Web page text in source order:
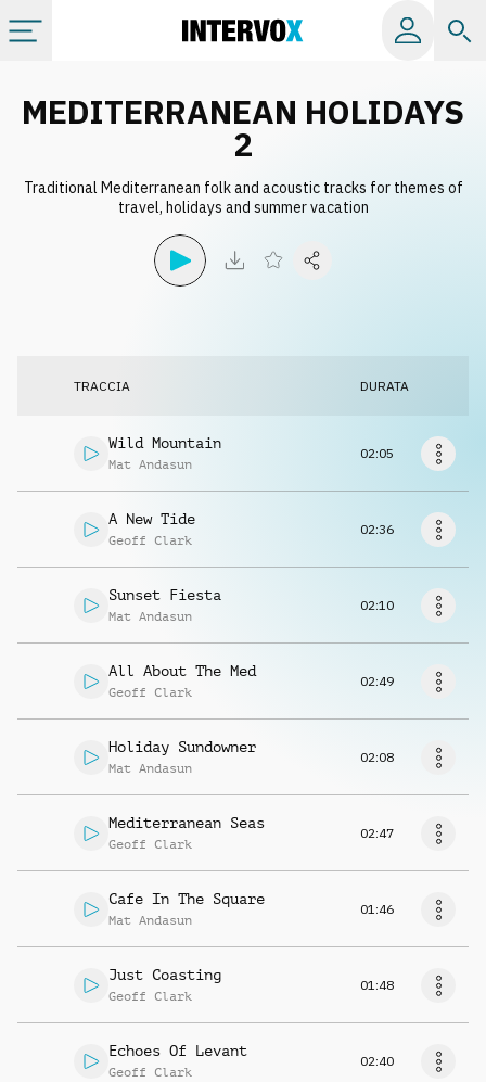
Richiedi musica
MEDITERRANEAN HOLIDAYS
2
Traditional Mediterranean folk and acoustic tracks for themes of
travel, holidays and summer vacation
TRACCIA DURATA
Wild Mountain
Mat Andasun
02:05
A New Tide
Geoff Clark
02:36
Sunset Fiesta
Mat Andasun
02:10
All About The Med
Geoff Clark
02:49
Holiday Sundowner
Mat Andasun
02:08
Mediterranean Seas
Geoff Clark
02:47
Cafe In The Square
Mat Andasun
01:46
Just Coasting
Geoff Clark
01:48
Echoes Of Levant
Geoff Clark
02:40